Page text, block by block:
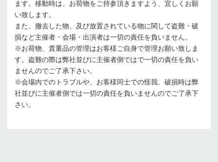
ます。移動時は、お荷物をご持参頂きますよう、宜しくお願
い致します。
また、撤去した物、及び放置されている物に関して盗難・破
損など主催者・会場・出演者は一切の責任を負いません。
※お荷物、貴重品の管理はお客様ご自身で管理お願い致しま
す。盗難の際は弊社並びに主催者側ではで一切の責任を負い
ませんのでご了承下さい。
※会場内でのトラブルや、お客様同士での怪我、破損時は弊
社並びに主催者側では一切の責任を負いませんのでご了承下
さい。